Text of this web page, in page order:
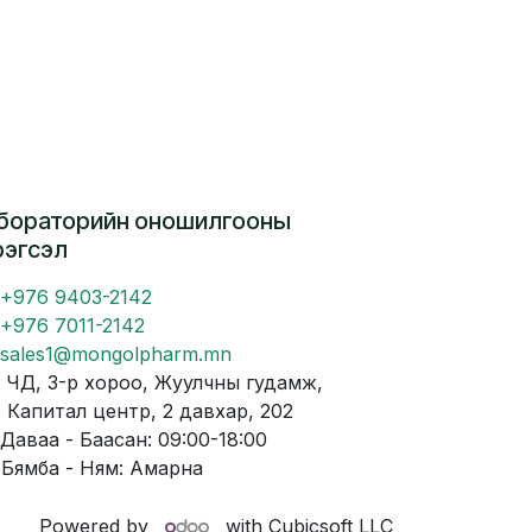
оношилгооны
+976 9403-2142
+976 7011-2142
sales1@mongolpharm.mn
3-р хороо, Жуулчны гудамж,
центр, 2 давхар, 202
- Баасан: 09:00-18:00
- Ням: Амарна
Powered by with Cubicsoft LLC